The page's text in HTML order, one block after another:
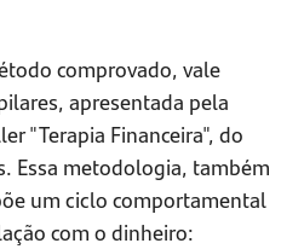
comprovado, vale
apresentada pela
"Terapia Financeira", do
Essa metodologia, também
um ciclo comportamental
com o dinheiro: